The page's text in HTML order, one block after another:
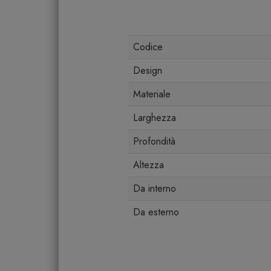
Codice
Design
Materiale
Larghezza
Profondità
Altezza
Da interno
Da esterno